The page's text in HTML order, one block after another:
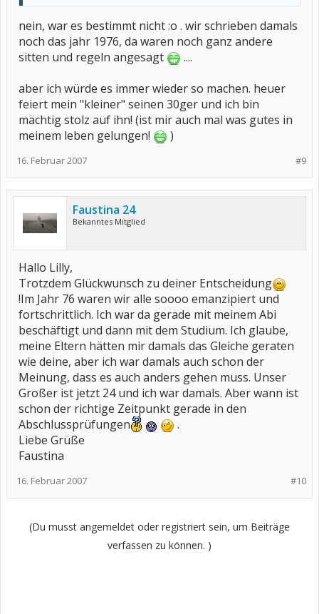
nein, war es bestimmt nicht :o . wir schrieben damals
noch das jahr 1976, da waren noch ganz andere
sitten und regeln angesagt
....
aber ich würde es immer wieder so machen. heuer
feiert mein "kleiner" seinen 30ger und ich bin
mächtig stolz auf ihn! (ist mir auch mal was gutes in
meinem leben gelungen!
)
#9
16. Februar 2007
Faustina 24
Bekanntes Mitglied
Hallo Lilly,
Trotzdem Glückwunsch zu deiner Entscheidung
!Im Jahr 76 waren wir alle soooo emanzipiert und
fortschrittlich. Ich war da gerade mit meinem Abi
beschäftigt und dann mit dem Studium. Ich glaube,
meine Eltern hätten mir damals das Gleiche geraten
wie deine, aber ich war damals auch schon der
Meinung, dass es auch anders gehen muss. Unser
Großer ist jetzt 24 und ich war damals. Aber wann ist
schon der richtige Zeitpunkt gerade in den
Abschlussprüfungen
.
Liebe Grüße
Faustina
#10
16. Februar 2007
(Du musst angemeldet oder registriert sein, um Beiträge
verfassen zu können. )